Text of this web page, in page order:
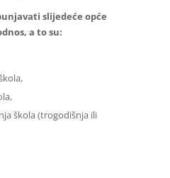
slijedeće opće
a to su:
škola (trogodišnja ili